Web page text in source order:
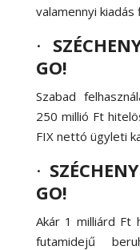
valamennyi
·
GO!
Szabad
250 millió Ft
FIX nettó ügyleti
·
GO!
Akár 1 milliárd Ft
futamidejű